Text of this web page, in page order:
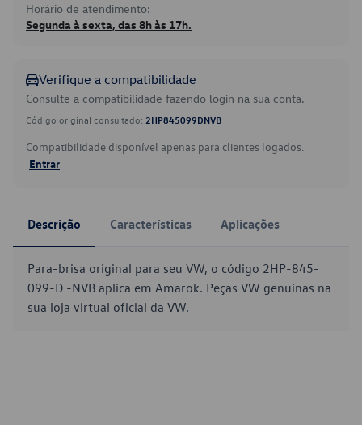
Horário de atendimento:
Segunda à sexta, das 8h às 17h.
Verifique a compatibilidade
Consulte a compatibilidade fazendo login na sua conta.
Código original consultado: 2HP845099DNVB
Compatibilidade disponível apenas para clientes logados.
Entrar
Descrição Características Aplicações
Para-brisa original para seu VW, o código 2HP-845-
099-D -NVB aplica em Amarok. Peças VW genuínas na
sua loja virtual oficial da VW.